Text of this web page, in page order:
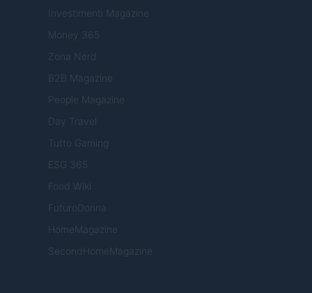
Investimenti Magazine
Money 365
Zona Nerd
B2B Magazine
People Magazine
Day Travel
Tutto Gaming
ESG 365
Food Wiki
FuturoDonna
HomeMagazine
SecondHomeMagazine